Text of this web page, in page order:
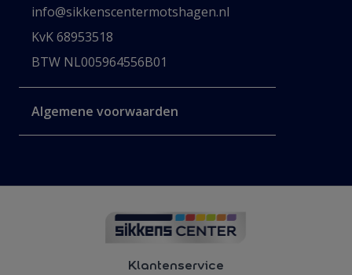
info@sikkenscentermotshagen.nl
KvK 68953518
BTW NL005964556B01
Algemene voorwaarden
Klantenservice